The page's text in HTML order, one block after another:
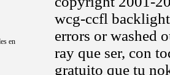
en
wcg-ccfl
errors or washed
ray que ser, con
gratuito que tu